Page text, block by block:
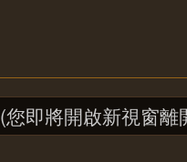
(您即將開啟新視窗離